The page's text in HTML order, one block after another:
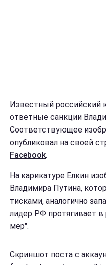
Известный российский
ответные санкции
Соответствующее
опубликовал на своей
Facebook.
На карикатуре Елкин
Владимира Путина,
тисками, аналогично
лидер РФ протягивает
мер".
Скриншот поста с